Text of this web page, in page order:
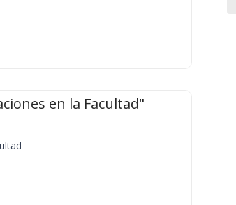
en la Facultad"